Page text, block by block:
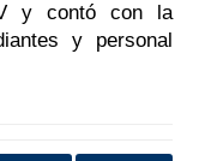
y contó con la
y personal